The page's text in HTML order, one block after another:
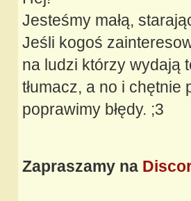
Jesteśmy małą,
Jeśli kogoś
na ludzi którzy wydają
tłumacz, a no i
poprawimy błędy. ;3
Zapraszamy na